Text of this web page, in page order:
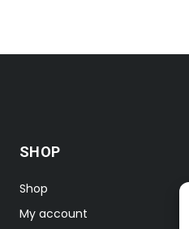
SHOP
Shop
My account